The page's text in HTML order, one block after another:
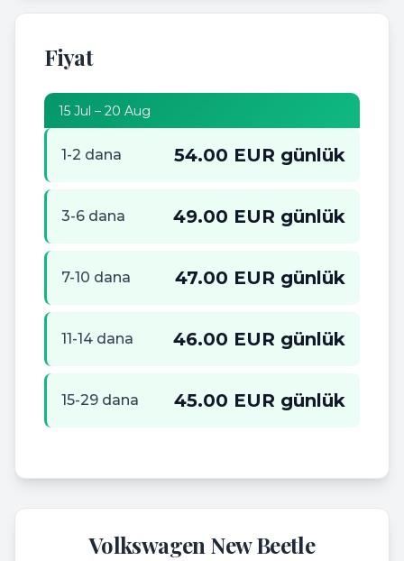
Fiyat
15 Jul – 20 Aug
1-2 dana 54.00 EUR günlük
3-6 dana 49.00 EUR günlük
7-10 dana 47.00 EUR günlük
11-14 dana 46.00 EUR günlük
15-29 dana 45.00 EUR günlük
Volkswagen New Beetle